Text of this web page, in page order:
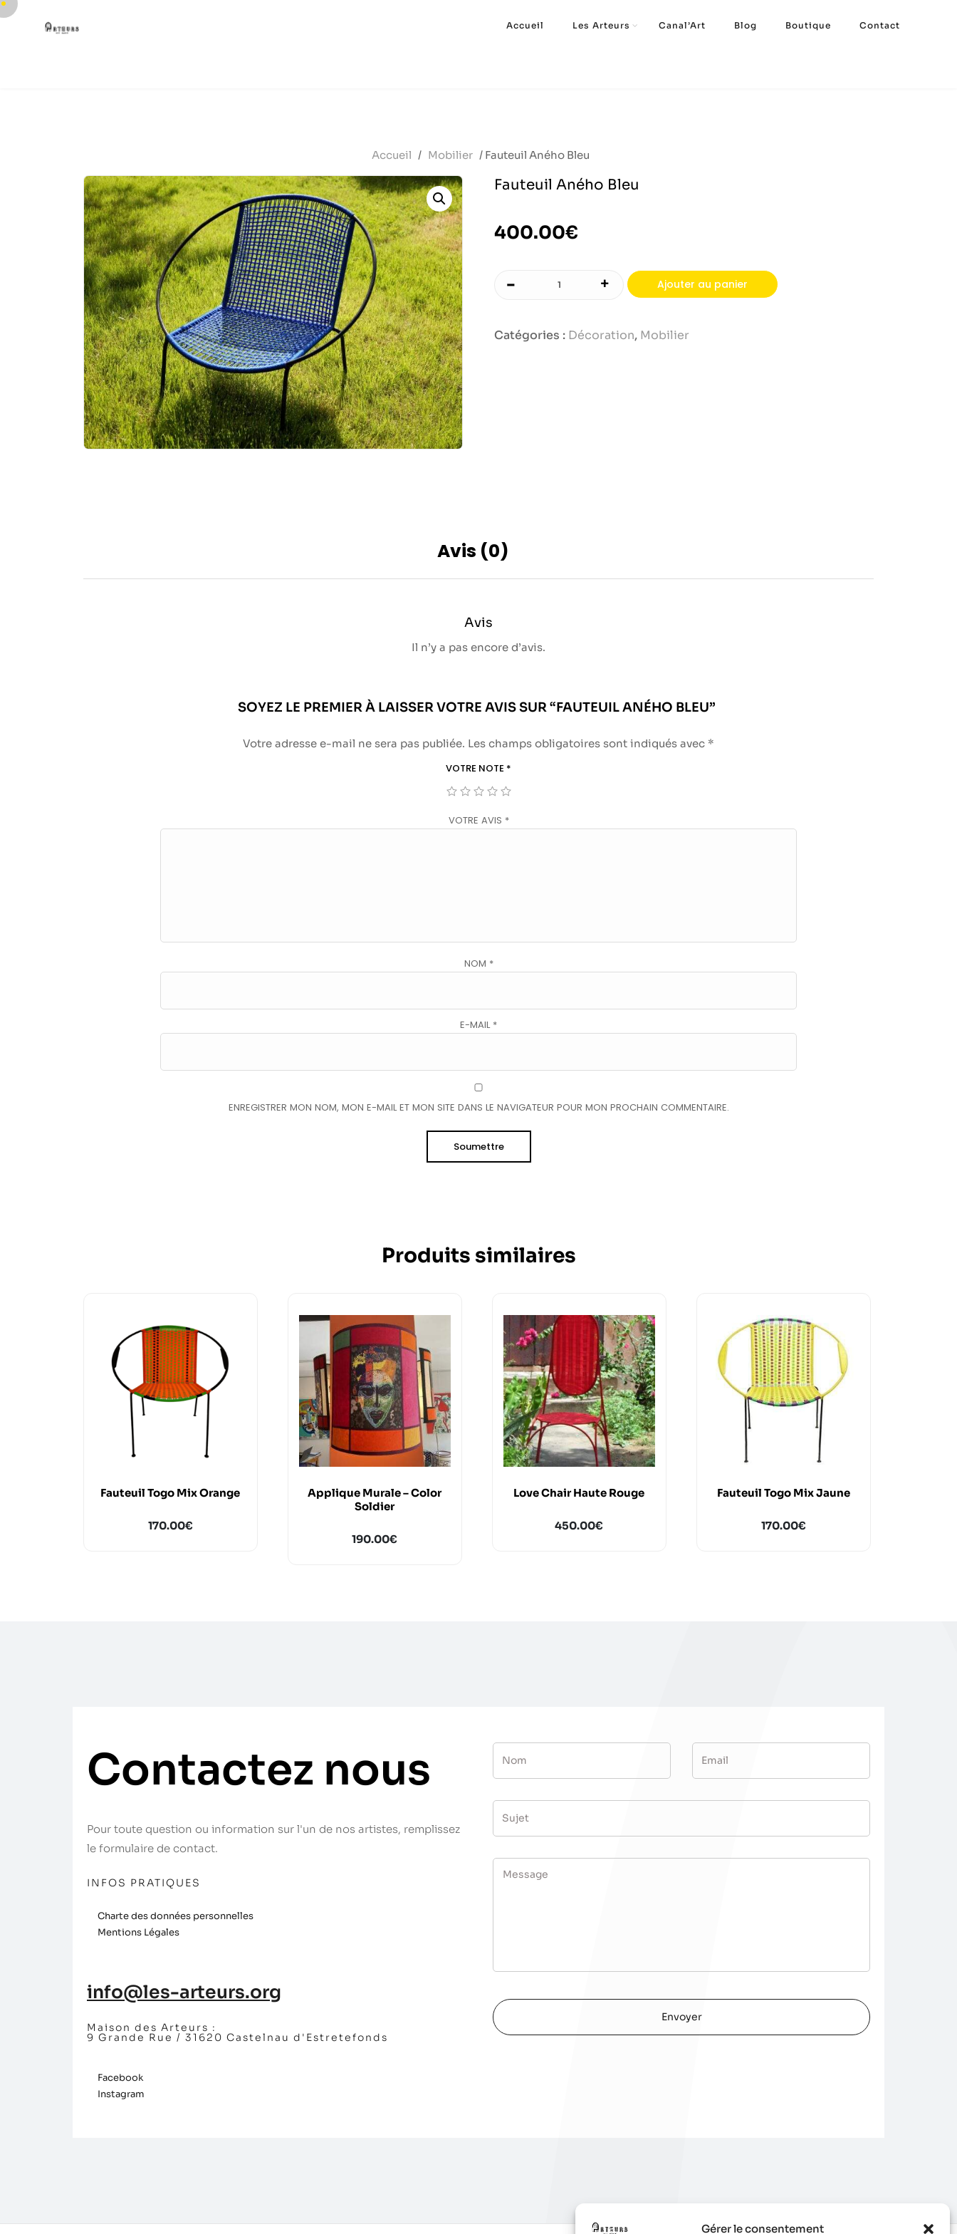
Gérer le consentement
Accueil Les Arteurs Canal’Art Blog Boutique Contact
Accueil / Mobilier / Fauteuil Aného Bleu
Fauteuil Aného Bleu
400.00€
+
- Ajouter au panier
Catégories : Décoration, Mobilier
Avis (0)
Avis
Il n’y a pas encore d’avis.
SOYEZ LE PREMIER À LAISSER VOTRE AVIS SUR “FAUTEUIL ANÉHO BLEU”
Votre adresse e-mail ne sera pas publiée. Les champs obligatoires sont indiqués avec *
VOTRE NOTE *
VOTRE AVIS *
NOM *
E-MAIL *
ENREGISTRER MON NOM, MON E-MAIL ET MON SITE DANS LE NAVIGATEUR POUR MON PROCHAIN COMMENTAIRE.
Produits similaires
Fauteuil Togo Mix Orange
170.00€
Applique Murale – Color
Soldier
190.00€
Love Chair Haute Rouge
450.00€
Fauteuil Togo Mix Jaune
170.00€
Contactez nous
Pour toute question ou information sur l'un de nos artistes, remplissez
le formulaire de contact.
INFOS PRATIQUES
Charte des données personnelles
Mentions Légales
info@les-arteurs.org
Maison des Arteurs :
9 Grande Rue / 31620 Castelnau d'Estretefonds
Facebook
Instagram